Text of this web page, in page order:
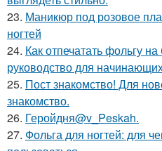
23. Маникюр под розовое
ногтей
24. Как отпечатать фольгу
руководство для
25. Пост знакомство! Для
знакомство.
26. Геройдня@v_Peskah.
27. Фольга для ногтей: для